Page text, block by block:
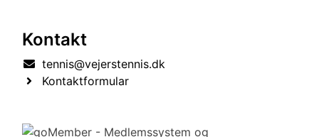
Kontakt
tennis@vejerstennis.dk
Kontaktformular